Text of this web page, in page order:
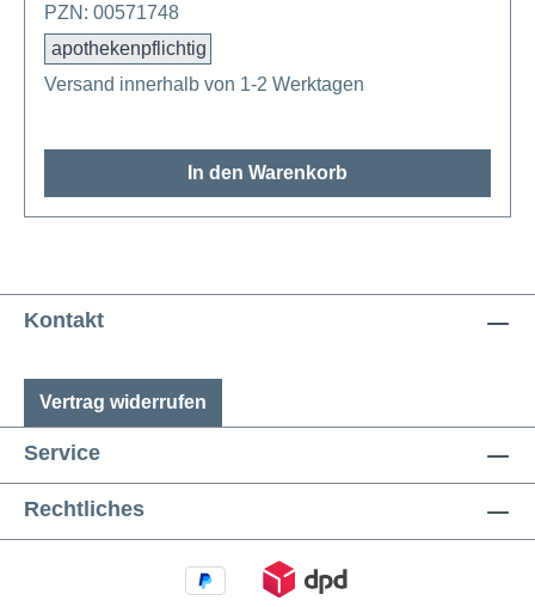
PZN: 00571748
apothekenpflichtig
Versand innerhalb von 1-2 Werktagen
In den Warenkorb
Kontakt
Vertrag widerrufen
Service
Rechtliches